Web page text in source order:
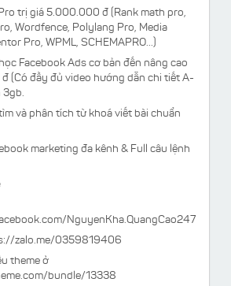
trị giá 5.000.000 đ (Rank math pro,
Wordfence, Polylang Pro, Media
Pro, WPML, SCHEMAPRO...)
Facebook Ads cơ bản đến nâng cao
(Có đầy đủ video hướng dẫn chi tiết A-
3gb.
và phân tích từ khoá viết bài chuẩn
marketing đa kênh & Full câu lệnh
NguyenKha.QuangCao247
zalo.me/0359819406
theme ở
bundle/13338